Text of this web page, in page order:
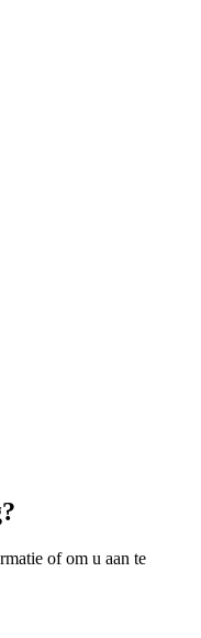
of om u aan te